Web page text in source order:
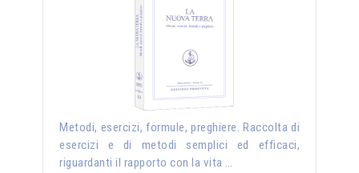
Metodi, esercizi, formule, preghiere. Raccolta di
esercizi e di metodi semplici ed efficaci,
riguardanti il rapporto con la vita …